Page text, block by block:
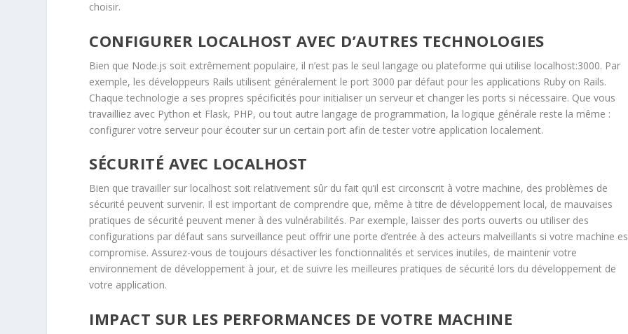
choisir.
CONFIGURER LOCALHOST AVEC D’AUTRES TECHNOLOGIES
Bien que Node.js soit extrêmement populaire, il n’est pas le seul langage ou plateforme qui utilise localhost:3000. Par
exemple, les développeurs Rails utilisent généralement le port 3000 par défaut pour les applications Ruby on Rails.
Chaque technologie a ses propres spécificités pour initialiser un serveur et changer les ports si nécessaire. Que vous
travailliez avec Python et Flask, PHP, ou tout autre langage de programmation, la logique générale reste la même :
configurer votre serveur pour écouter sur un certain port afin de tester votre application localement.
SÉCURITÉ AVEC LOCALHOST
Bien que travailler sur localhost soit relativement sûr du fait qu’il est circonscrit à votre machine, des problèmes de
sécurité peuvent survenir. Il est important de comprendre que, même à titre de développement local, de mauvaises
pratiques de sécurité peuvent mener à des vulnérabilités. Par exemple, laisser des ports ouverts ou utiliser des
configurations par défaut sans surveillance peut offrir une porte d’entrée à des acteurs malveillants si votre machine
compromise. Assurez-vous de toujours désactiver les fonctionnalités et services inutiles, de maintenir votre
environnement de développement à jour, et de suivre les meilleures pratiques de sécurité lors du développement de
votre application.
IMPACT SUR LES PERFORMANCES DE VOTRE MACHINE